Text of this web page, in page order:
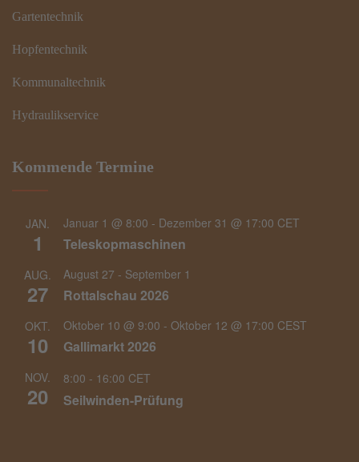
Gartentechnik
Hopfentechnik
Kommunaltechnik
Hydraulikservice
Kommende Termine
JAN.
1
Januar 1 @ 8:00 - Dezember 31 @ 17:00 CET
Teleskopmaschinen
AUG.
27
August 27 - September 1
Rottalschau 2026
OKT.
10
Oktober 10 @ 9:00 - Oktober 12 @ 17:00 CEST
Gallimarkt 2026
NOV.
20
8:00 - 16:00 CET
Seilwinden-Prüfung